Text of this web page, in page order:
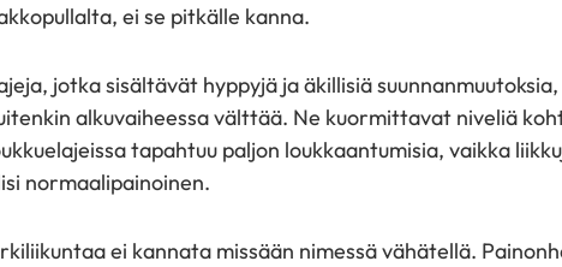
ei se pitkälle kanna.
jotka sisältävät hyppyjä ja äkillisiä
alkuvaiheessa välttää. Ne kuormittavat niveliä
tapahtuu paljon loukkaantumisia, vaikka
normaalipainoinen.
ei kannata missään nimessä vähätellä.